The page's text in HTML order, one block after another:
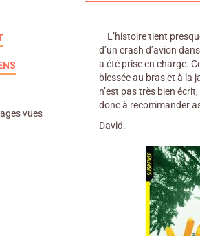
L’histoire tient
d’un crash d’avion
a été prise en charge.
blessée au bras et à la
n’est pas très bien
donc à recommander
David.
vues